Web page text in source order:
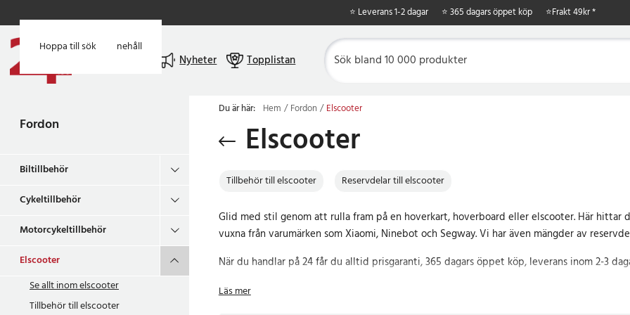
Hoppa till huvudinnehåll
Hoppa till sök
⭐ Leverans 1-2 dagar ⭐ 365 dagars öppet köp ⭐Frakt 49kr *
Nyheter Topplistan
Fordon
Biltillbehör
Cykeltillbehör
Motorcykeltillbehör
Elscooter
Se allt inomelscooter
Tillbehör till elscooter
Du är här: Hem Fordon Elscooter
Elscooter
Tillbehör till elscooter Reservdelar till elscooter
Glid med stil genom att rulla fram på en hoverkart, hoverboard eller elscooter. Här hittar
vuxna från varumärken som Xiaomi, Ninebot och Segway. Vi har även mängder av
När du handlar på 24 får du alltid prisgaranti, 365 dagars öppet köp, leverans inom 2-3
Mer om vårt utbud av elfordon
Läs mer